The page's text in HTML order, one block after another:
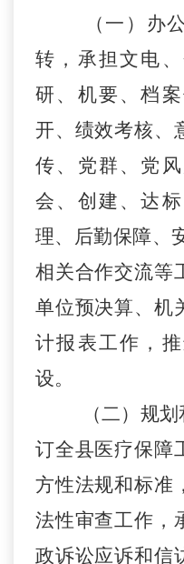
（ 一）办
转，承担文电
研、机要、档
开、绩效考核、
传、党群、党
会、创建、达
理、后勤保障、
相关合作交流等
单位预决算、机
计报表工作，
设。
（二）规
订全县医疗保障
方性法规和标准
法性审查工作，
政诉讼应诉和信